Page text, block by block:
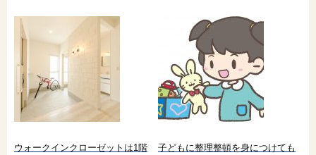
ウォークインクローゼットは1階
子どもに整理整頓を身につけても